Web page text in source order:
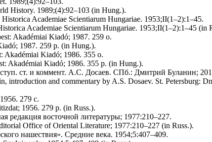
History. 1989;(4):92–103 (in Hung.).
Academiae Scientiarum Hungariae. 1953;II(1–2):1–45.
Academiae Scientiarum Hungariae. 1953;II(1–2):1–45 (in
Akadémiai Kiadó; 1987. 259 o.
1987. 259 p. (in Hung.).
Akadémiai Kiadó; 1986. 355 o.
Akadémiai Kiadó; 1986. 355 p. (in Hung.).
ст. и коммент. А.С. Досаев. СПб.: Дмитрий Буланин;
introduction and commentary by A.S. Dosaev. St. Petersburg:
279 с.
1956. 279 p. (in Russ.).
восточной литературы; 1977:210–227.
Office of Oriental Literature; 1977:210–227 (in Russ.).
нашествия». Средние века. 1954;5:407–409.